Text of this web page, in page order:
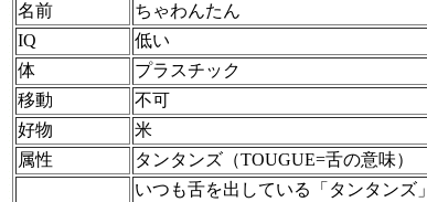
名前
ちゃわんたん
IQ
低い
体
プラスチック
移動
不可
好物
米
属性
タンタンズ（TOUGUE=舌の意味）
いつも舌を出している「タンタンズ」